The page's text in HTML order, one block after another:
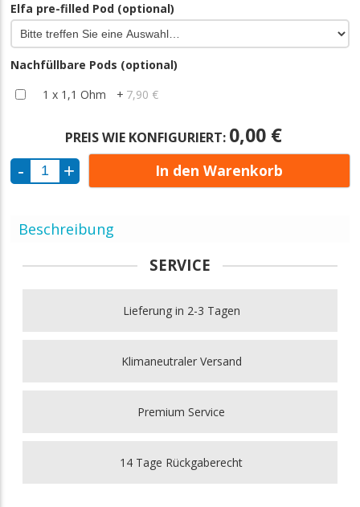
Elfa pre-filled Pod (optional)
Nachfüllbare Pods (optional)
1 x 1,1 Ohm
+ 7,90 €
PREIS WIE KONFIGURIERT: 0,00 €
In den Warenkorb
Beschreibung
SERVICE
Lieferung in 2-3 Tagen
Klimaneutraler Versand
Premium Service
14 Tage Rückgaberecht